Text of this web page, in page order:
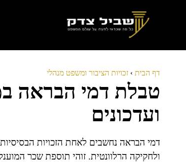
דף הבית › זכויות הציבור ומשפט מנהלי
טבלת דמי הבראה
ועדכונים
דמי הבראה נחשבים לאחת הזכויות
ולחקיקה הרלוונטית. זוהי תוספת שכר